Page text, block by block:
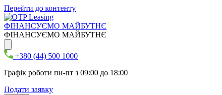
Перейти до контенту
ФІНАНСУЄМО МАЙБУТНЄ
ФІНАНСУЄМО МАЙБУТНЄ
+380 (44) 500 1000
Графік роботи пн-пт з 09:00 до 18:00
Подати заявку